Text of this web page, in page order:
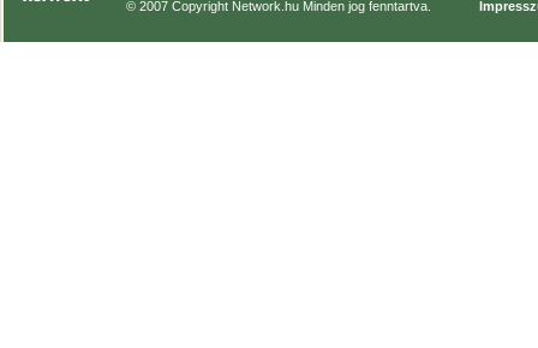
© 2007 Copyright Network.hu Minden jog fenntartva.